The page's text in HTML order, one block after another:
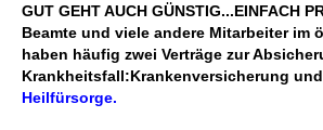
GUT GEHT AUCH GÜNSTIG...EINFACH
Beamte und viele andere Mitarbeiter im
haben häufig zwei Verträge zur
Krankheitsfall:Krankenversicherung und
Heilfürsorge.